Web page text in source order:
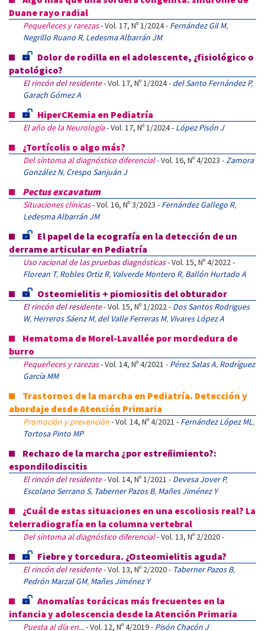
Duane rayo radial
Pequeñeces y rarezas- Vol. 17, Nº 1/2024 - Fernández Gil M,
Negrillo Ruano R, Ledesma Albarrán JM
Dolor de rodilla en el adolescente, ¿fisiológico o
patológico?
El rincón del residente- Vol. 17, Nº 1/2024 - del Santo Fernández P,
Garach Gómez A
HiperCKemia en Pediatría
El año de la Neurología- Vol. 17, Nº 1/2024 - López Pisón J
¿Tortícolis o algo más?
Del síntoma al diagnóstico diferencial- Vol. 16, Nº 4/2023 -Zamora
González N, Crespo Sanjuán J
Pectus excavatum
Situaciones clínicas- Vol. 16, Nº 3/2023 - Fernández Gallego R,
Ledesma Albarrán JM
El papel de la ecografía en la detección de un
derrame articular en Pediatría
Uso racional de las pruebas diagnósticas- Vol. 15, Nº 4/2022 -
Florean T, Robles Ortiz R, Valverde Montero R, Ballón Hurtado A
Osteomielitis + piomiositis del obturador
El rincón del residente- Vol. 15, Nº 1/2022 - Dos Santos Rodrigues
W, Herreros Sáenz M, del Valle Ferreras M, Vivares López A
Hematoma de Morel-Lavallée por mordedura de
burro
Pequeñeces y rarezas- Vol. 14, Nº 4/2021 - Pérez Salas A, Rodríguez
García MM
Trastornos de la marcha en Pediatría. Detección y
abordaje desde Atención Primaria
Promoción y prevención- Vol. 14, Nº 4/2021 - Fernández López ML,
Tortosa Pinto MP
Rechazo de la marcha ¿por estreñimiento?:
espondilodiscitis
El rincón del residente- Vol. 14, Nº 1/2021 - Devesa Jover P,
Escolano Serrano S, Taberner Pazos B, Mañes Jiménez Y
¿Cuál de estas situaciones en una escoliosis real? La
telerradiografía en la columna vertebral
Del síntoma al diagnóstico diferencial- Vol. 13, Nº 2/2020 -
Fiebre y torcedura. ¿Osteomielitis aguda?
El rincón del residente- Vol. 13, Nº 2/2020 - Taberner Pazos B,
Pedrón Marzal GM, Mañes Jiménez Y
Anomalías torácicas más frecuentes en la
infancia y adolescencia desde la Atención Primaria
Puesta al día en...- Vol. 12, Nº 4/2019 - Pisón Chacón J